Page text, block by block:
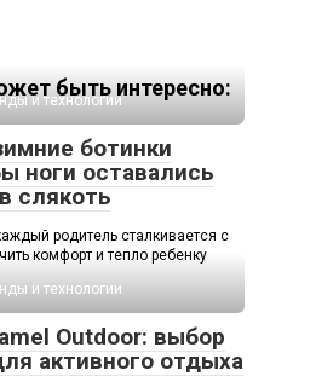
быть интересно:
и технологии
ботинки
ноги оставались
слякоть
родитель сталкивается с
комфорт и тепло ребенку
и технологии
Outdoor: выбор
активного отдыха